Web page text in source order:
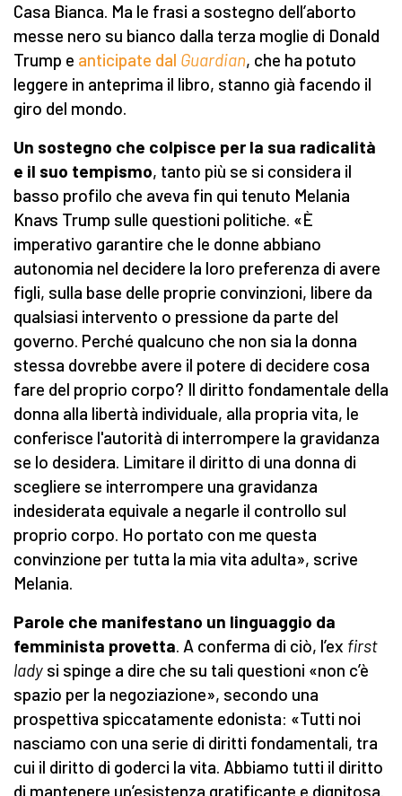
Casa Bianca. Ma le frasi a sostegno dell’aborto
messe nero su bianco dalla terza moglie di Donald
Trump e anticipate dal Guardian, che ha potuto
leggere in anteprima il libro, stanno già facendo il
giro del mondo.
Un sostegno che colpisce per la sua radicalità
e il suo tempismo, tanto più se si considera il
basso profilo che aveva fin qui tenuto Melania
Knavs Trump sulle questioni politiche. «È
imperativo garantire che le donne abbiano
autonomia nel decidere la loro preferenza di avere
figli, sulla base delle proprie convinzioni, libere da
qualsiasi intervento o pressione da parte del
governo. Perché qualcuno che non sia la donna
stessa dovrebbe avere il potere di decidere cosa
fare del proprio corpo? Il diritto fondamentale della
donna alla libertà individuale, alla propria vita, le
conferisce l'autorità di interrompere la gravidanza
se lo desidera. Limitare il diritto di una donna di
scegliere se interrompere una gravidanza
indesiderata equivale a negarle il controllo sul
proprio corpo. Ho portato con me questa
convinzione per tutta la mia vita adulta», scrive
Melania.
Parole che manifestano un linguaggio da
femminista provetta. A conferma di ciò, l’ex first
lady si spinge a dire che su tali questioni «non c’è
spazio per la negoziazione», secondo una
prospettiva spiccatamente edonista: «Tutti noi
nasciamo con una serie di diritti fondamentali, tra
cui il diritto di goderci la vita. Abbiamo tutti il diritto
di mantenere un’esistenza gratificante e dignitosa.